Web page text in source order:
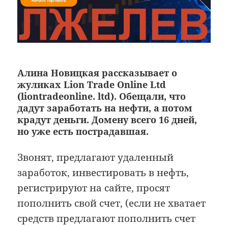
Алина Новицкая рассказывает о
жуликах Lion Trade Online Ltd
(liontradeonline. ltd). Обещали, что
дадут заработать на нефти, а потом
крадут деньги. Домену всего 16 дней,
но уже есть пострадавшая.
Звонят, предлагают удаленный
заработок, инвестировать в нефть,
регистрируют на сайте, просят
пополнить свой счет, (если не хватает
средств предлагают пополнить счет